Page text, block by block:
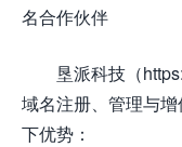
名合作伙伴
垦派科技（
域名注册、管理与
下优势：